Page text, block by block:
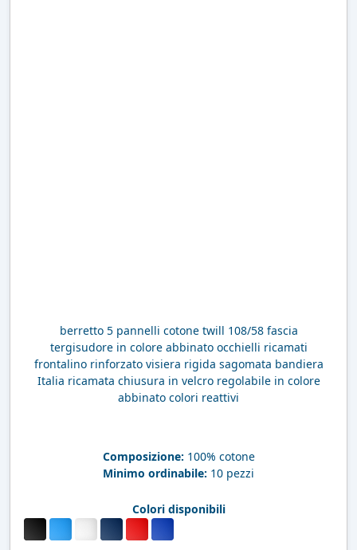
berretto 5 pannelli cotone twill 108/58 fascia
tergisudore in colore abbinato occhielli ricamati
frontalino rinforzato visiera rigida sagomata bandiera
Italia ricamata chiusura in velcro regolabile in colore
abbinato colori reattivi
Composizione: 100% cotone
Minimo ordinabile: 10 pezzi
Colori disponibili